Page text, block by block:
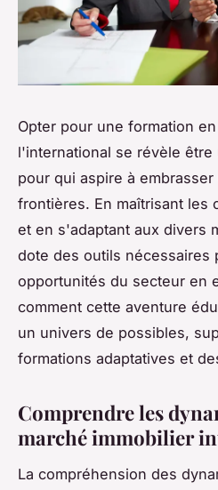
Opter pour une formation
l'international se révèle
pour qui aspire à
frontières. En maîtrisant les
et en s'adaptant aux divers
dote des outils nécessaires
opportunités du secteur en
comment cette aventure
un univers de possibles,
formations adaptatives et
Comprendre les
marché immobilier
La compréhension des